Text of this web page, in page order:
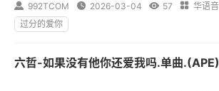
 992TCOM  2026-03-04  57  华语
过分的爱你
六哲-如果没有他你还爱我吗.单曲.(APE)